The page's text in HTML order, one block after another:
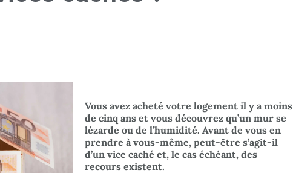
Vous avez acheté votre logement il y a moins
de cinq ans et vous découvrez qu’un mur se
lézarde ou de l’humidité. Avant de vous en
prendre à vous-même, peut-être s’agit-il
d’un vice caché et, le cas échéant, des
recours existent.